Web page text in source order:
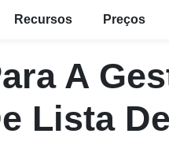
Recursos Preços
A
Lista